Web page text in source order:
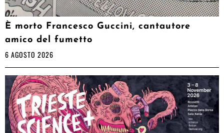
È morto Francesco Guccini, cantautore
amico del fumetto
6 AGOSTO 2026